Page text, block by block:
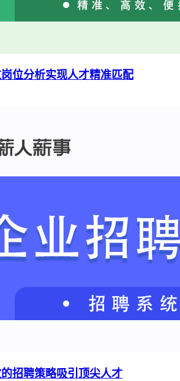
位分析实现人才精准匹配
招聘策略吸引顶尖人才